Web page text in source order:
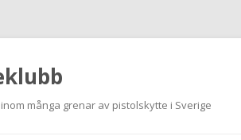
många grenar av pistolskytte i Sverige